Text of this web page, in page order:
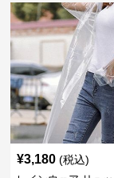
¥3,180 (税込)